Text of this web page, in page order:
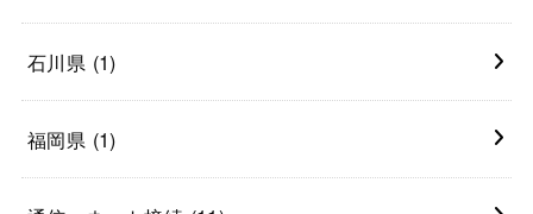
石川県 (1)
福岡県 (1)